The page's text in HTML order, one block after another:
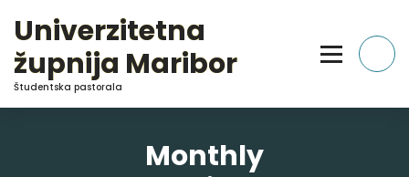
Content
Univerzitetna
župnija Maribor
Študentska pastorala
Monthly